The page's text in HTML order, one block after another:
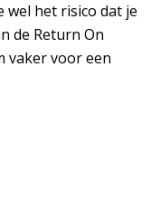
wel het risico dat je
de Return On
vaker voor een